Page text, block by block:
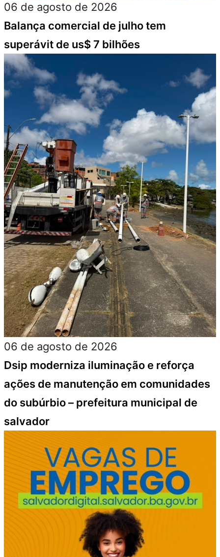
06 de agosto de 2026
Balança comercial de julho tem
superávit de us$ 7 bilhões
06 de agosto de 2026
Dsip moderniza iluminação e reforça
ações de manutenção em comunidades
do subúrbio – prefeitura municipal de
salvador